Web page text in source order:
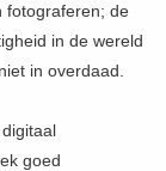
fotograferen; de
in de wereld
in overdaad.
goed